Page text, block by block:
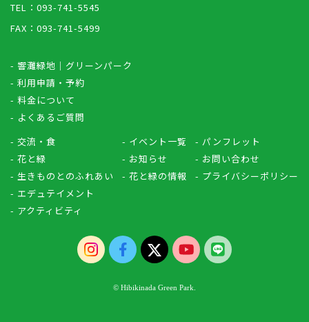
TEL：093-741-5545
FAX：093-741-5499
- 響灘緑地｜グリーンパーク
- 利用申請・予約
- 料金について
- よくあるご質問
- 交流・食
- 花と緑
- 生きものとのふれあい
- エデュテイメント
- アクティビティ
- イベント一覧
- お知らせ
- 花と緑の情報
- パンフレット
- お問い合わせ
- プライバシーポリシー
© Hibikinada Green Park.